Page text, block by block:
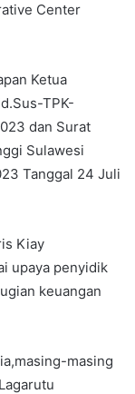
Center
Ketua
TPK-
dan Surat
Sulawesi
Tanggal 24 Juli
Kiay
upaya penyidik
keuangan
masing